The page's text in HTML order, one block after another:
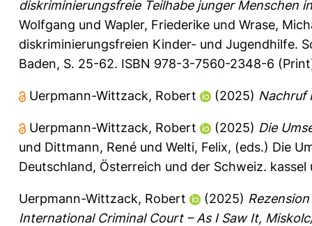
diskriminierungsfreie Teilhabe junger Menschen
Wolfgang und Wapler, Friederike und Wrase,
diskriminierungsfreien Kinder- und Jugendhilfe.
Baden, S. 25-62. ISBN 978-3-7560-2348-6
Uerpmann-Wittzack, Robert (2025) Nachruf
Uerpmann-Wittzack, Robert (2025) Die
und Dittmann, René und Welti, Felix, (eds.) Die
Deutschland, Österreich und der Schweiz.
Uerpmann-Wittzack, Robert (2025)
International Criminal Court – As I Saw It,